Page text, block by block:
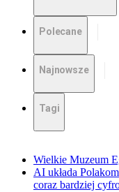
Polecane
Najnowsze
Tagi
Wielkie Muzeum
AI układa
coraz bardziej